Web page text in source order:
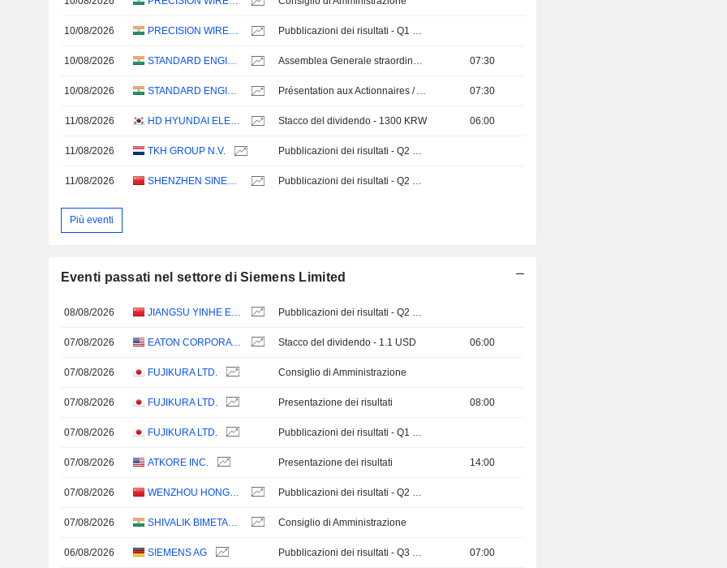
10/08/2026 PRECISION WIRES INDIA LIMITED Pubblicazioni dei risultati - Q1 2027
10/08/2026 STANDARD ENGINEERING TECHNOLOGY LIMITED Assemblea Generale straordinaria 07:30
10/08/2026 STANDARD ENGINEERING TECHNOLOGY LIMITED Présentation aux Actionnaires / Analystes 07:30
11/08/2026 HD HYUNDAI ELECTRIC CO., LTD. Stacco del dividendo - 1300 KRW 06:00
11/08/2026 TKH GROUP N.V. Pubblicazioni dei risultati - Q2 2026
11/08/2026 SHENZHEN SINEXCEL ELECTRIC CO.,LTD. Pubblicazioni dei risultati - Q2 2026
Più eventi
Eventi passati nel settore di Siemens Limited
08/08/2026
07/08/2026 EATON CORPORATION PLC Stacco del dividendo - 1.1 USD 06:00
07/08/2026 FUJIKURA LTD. Consiglio di Amministrazione
07/08/2026 FUJIKURA LTD. Presentazione dei risultati 08:00
07/08/2026 FUJIKURA LTD.
07/08/2026 ATKORE INC. Presentazione dei risultati 14:00
07/08/2026
07/08/2026 Consiglio di Amministrazione
06/08/2026 SIEMENS AG 07:00